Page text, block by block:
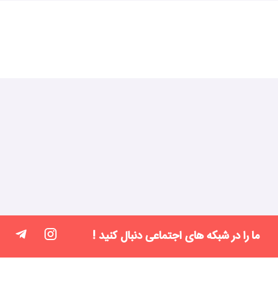
ما را در شبکه های اجتماعی دنبال کنید !